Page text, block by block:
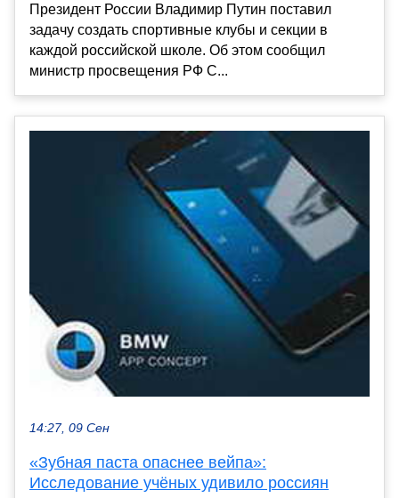
Президент России Владимир Путин поставил
задачу создать спортивные клубы и секции в
каждой российской школе. Об этом сообщил
министр просвещения РФ С...
14:27, 09 Сен
«Зубная паста опаснее вейпа»:
Исследование учёных удивило россиян